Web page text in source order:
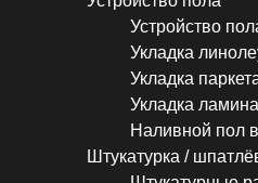
Устройство
Укладка
Укладка
Укладка
Наливной пол
Штукатурка /